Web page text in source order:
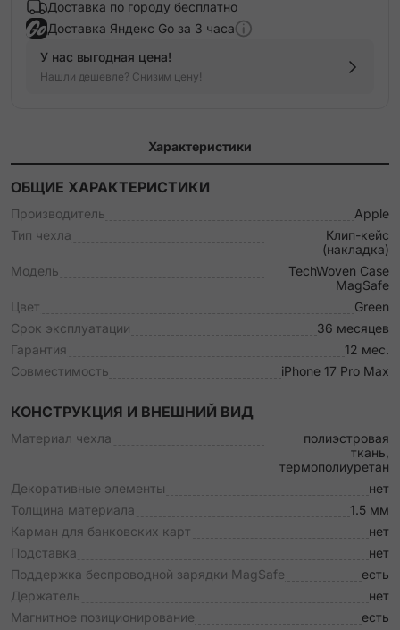
Доставка по городу бесплатно
Доставка Яндекс Go за 3 часа
У нас выгодная цена!
Нашли дешевле? Снизим цену!
Характеристики
ОБЩИЕ ХАРАКТЕРИСТИКИ
Производитель
Apple
Тип чехла
Клип-кейс
(накладка)
Модель
TechWoven Case
MagSafe
Цвет
Green
Срок эксплуатации
36 месяцев
Гарантия
12 мес.
Совместимость
iPhone 17 Pro Max
КОНСТРУКЦИЯ И ВНЕШНИЙ ВИД
Материал чехла
полиэстровая
ткань,
термополиуретан
Декоративные элементы
нет
Толщина материала
1.5 мм
Карман для банковских карт
нет
Подставка
нет
Поддержка беспроводной зарядки MagSafe
есть
Держатель
нет
Магнитное позиционирование
есть